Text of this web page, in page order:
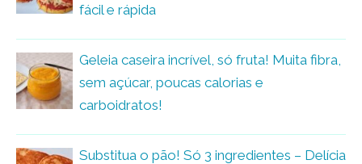
fácil e rápida
Geleia caseira incrível, só fruta! Muita fibra,
sem açúcar, poucas calorias e
carboidratos!
Substitua o pão! Só 3 ingredientes – Delícia